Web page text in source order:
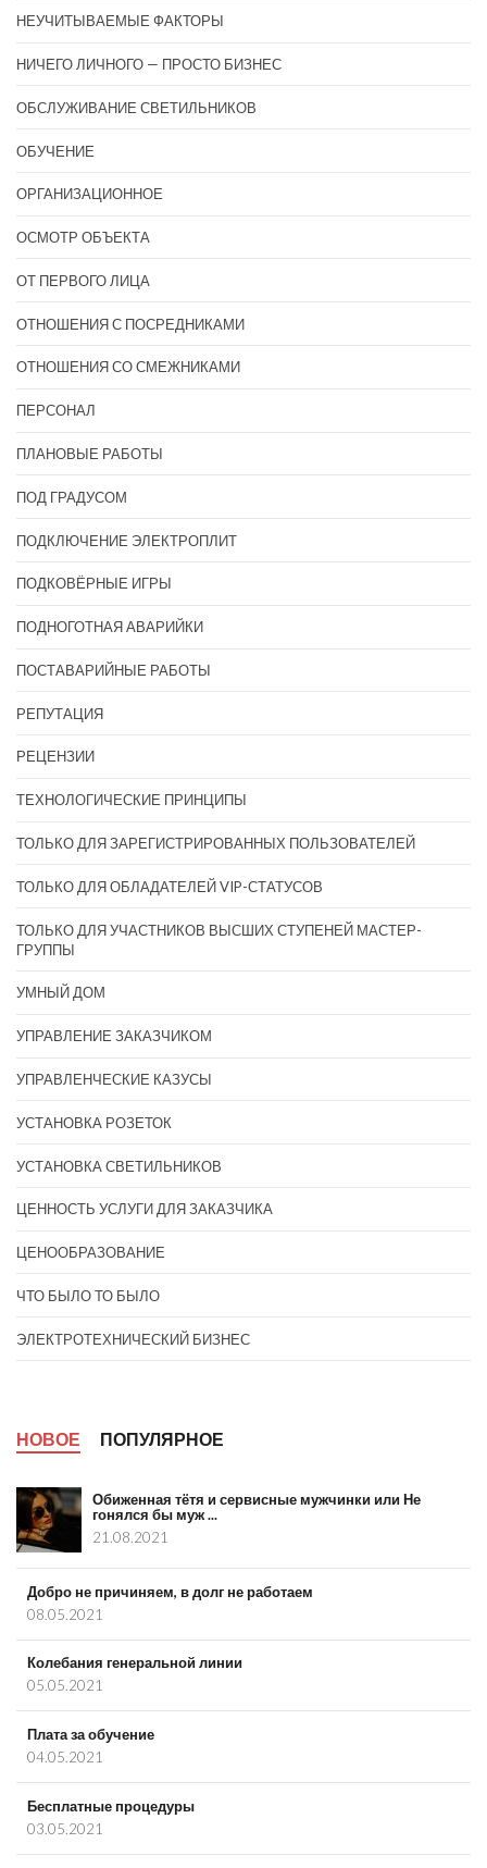
НЕУЧИТЫВАЕМЫЕ ФАКТОРЫ
НИЧЕГО ЛИЧНОГО — ПРОСТО БИЗНЕС
ОБСЛУЖИВАНИЕ СВЕТИЛЬНИКОВ
ОБУЧЕНИЕ
ОРГАНИЗАЦИОННОЕ
ОСМОТР ОБЪЕКТА
ОТ ПЕРВОГО ЛИЦА
ОТНОШЕНИЯ С ПОСРЕДНИКАМИ
ОТНОШЕНИЯ СО СМЕЖНИКАМИ
ПЕРСОНАЛ
ПЛАНОВЫЕ РАБОТЫ
ПОД ГРАДУСОМ
ПОДКЛЮЧЕНИЕ ЭЛЕКТРОПЛИТ
ПОДКОВЁРНЫЕ ИГРЫ
ПОДНОГОТНАЯ АВАРИЙКИ
ПОСТАВАРИЙНЫЕ РАБОТЫ
РЕПУТАЦИЯ
РЕЦЕНЗИИ
ТЕХНОЛОГИЧЕСКИЕ ПРИНЦИПЫ
ТОЛЬКО ДЛЯ ЗАРЕГИСТРИРОВАННЫХ ПОЛЬЗОВАТЕЛЕЙ
ТОЛЬКО ДЛЯ ОБЛАДАТЕЛЕЙ VIP-СТАТУСОВ
ТОЛЬКО ДЛЯ УЧАСТНИКОВ ВЫСШИХ СТУПЕНЕЙ МАСТЕР-
ГРУППЫ
УМНЫЙ ДОМ
УПРАВЛЕНИЕ ЗАКАЗЧИКОМ
УПРАВЛЕНЧЕСКИЕ КАЗУСЫ
УСТАНОВКА РОЗЕТОК
УСТАНОВКА СВЕТИЛЬНИКОВ
ЦЕННОСТЬ УСЛУГИ ДЛЯ ЗАКАЗЧИКА
ЦЕНООБРАЗОВАНИЕ
ЧТО БЫЛО ТО БЫЛО
ЭЛЕКТРОТЕХНИЧЕСКИЙ БИЗНЕС
НОВОЕ ПОПУЛЯРНОЕ
Обиженная тётя и сервисные мужчинки или Не
гонялся бы муж ...
21.08.2021
Добро не причиняем, в долг не работаем
08.05.2021
Колебания генеральной линии
05.05.2021
Плата за обучение
04.05.2021
Бесплатные процедуры
03.05.2021